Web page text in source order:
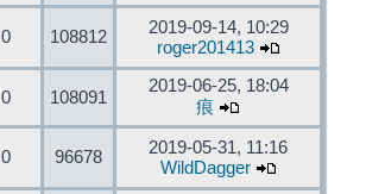
0 108812
2019-09-14, 10:29
roger201413
0 108091
2019-06-25, 18:04
痕
0 96678
2019-05-31, 11:16
WildDagger